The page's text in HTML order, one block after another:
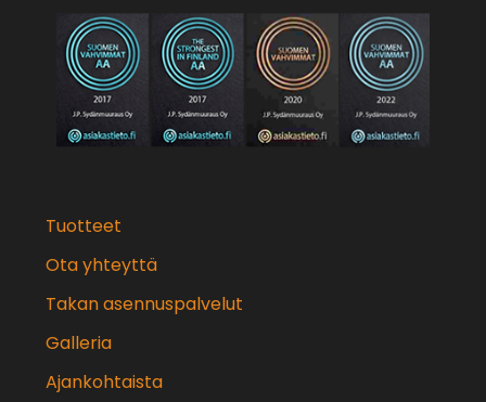
Tuotteet
Ota yhteyttä
Takan asennuspalvelut
Galleria
Ajankohtaista